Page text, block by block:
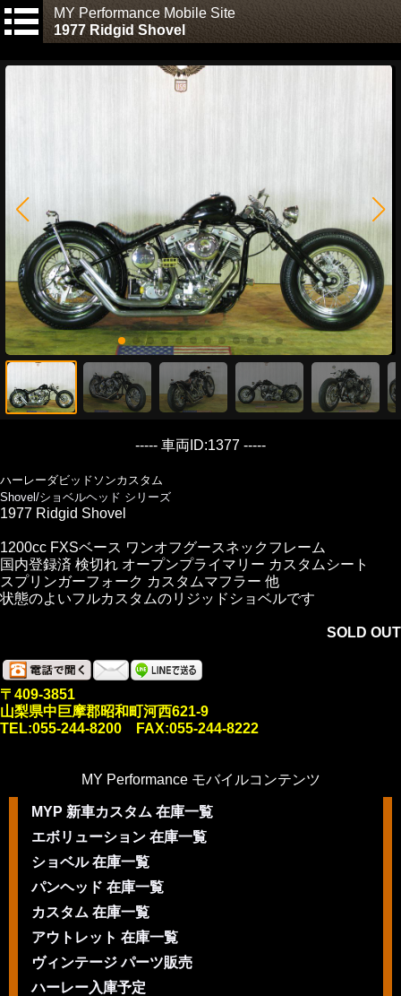
MY Performance Mobile Site
1977 Ridgid Shovel
----- 車両ID:1377 -----
ハーレーダビッドソンカスタム
Shovel/ショベルヘッド シリーズ
1977 Ridgid Shovel
1200cc FXSベース ワンオフグースネックフレーム
国内登録済 検切れ オープンプライマリー カスタムシート
スプリンガーフォーク カスタムマフラー 他
状態のよいフルカスタムのリジッドショベルです
SOLD OUT
〒409-3851
山梨県中巨摩郡昭和町河西621-9
TEL:055-244-8200 FAX:055-244-8222
MY Performance モバイルコンテンツ
MYP 新車カスタム 在庫一覧
エボリューション 在庫一覧
ショベル 在庫一覧
パンヘッド 在庫一覧
カスタム 在庫一覧
アウトレット 在庫一覧
ヴィンテージ パーツ販売
ハーレー入庫予定